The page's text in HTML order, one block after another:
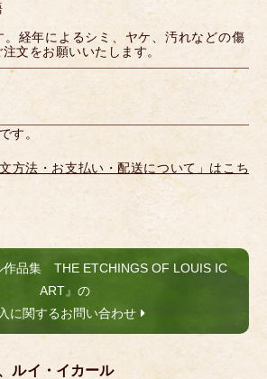
。経年によるシミ、ヤケ、汚れなどの傷
文をお願いいたします。
す。
方法・お支払い・配送について」はこち
作品集 THE ETCHINGS OF LOUIS IC
ART』の
に関するお問い合わせ
ルイ・イカール